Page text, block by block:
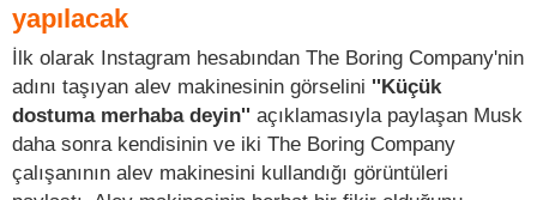
yapılacak
İlk olarak Instagram hesabından The Boring Company'nin
adını taşıyan alev makinesinin görselini ''Küçük
dostuma merhaba deyin'' açıklamasıyla paylaşan Musk
daha sonra kendisinin ve iki The Boring Company
çalışanının alev makinesini kullandığı görüntüleri